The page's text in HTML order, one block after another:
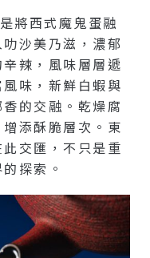
將西式魔鬼蛋融
沙美乃滋，濃郁
辣，風味層層遞
味，新鮮白蝦與
的交融。乾燥腐
添酥脆層次。東
交匯，不只是重
探索。